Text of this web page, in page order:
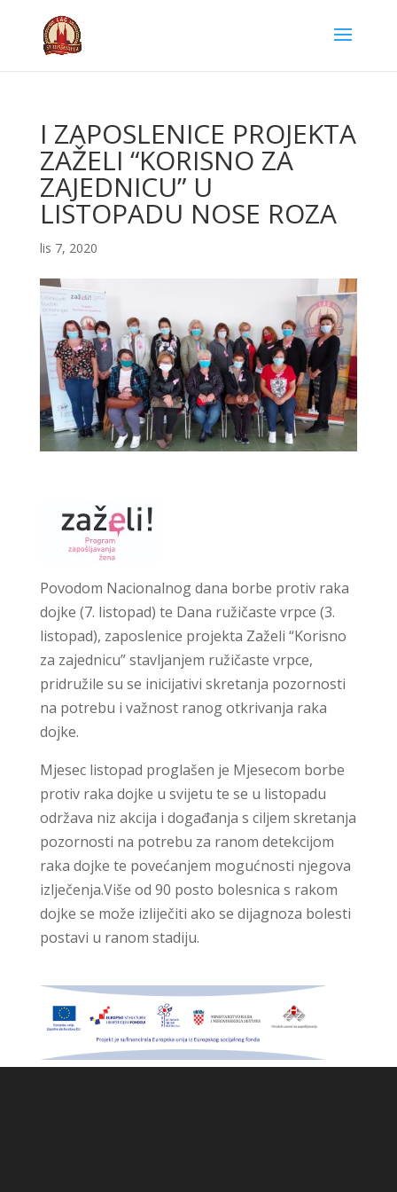
I ZAPOSLENICE PROJEKTA
ZAŽELI “KORISNO ZA
ZAJEDNICU” U
LISTOPADU NOSE ROZA
lis 7, 2020
Povodom Nacionalnog dana borbe protiv raka
dojke (7. listopad) te Dana ružičaste vrpce (3.
listopad), zaposlenice projekta Zaželi “Korisno
za zajednicu” stavljanjem ružičaste vrpce,
pridružile su se inicijativi skretanja pozornosti
na potrebu i važnost ranog otkrivanja raka
dojke.
Mjesec listopad proglašen je Mjesecom borbe
protiv raka dojke u svijetu te se u listopadu
održava niz akcija i događanja s ciljem skretanja
pozornosti na potrebu za ranom detekcijom
raka dojke te povećanjem mogućnosti njegova
izlječenja.Više od 90 posto bolesnica s rakom
dojke se može izliječiti ako se dijagnoza bolesti
postavi u ranom stadiju.